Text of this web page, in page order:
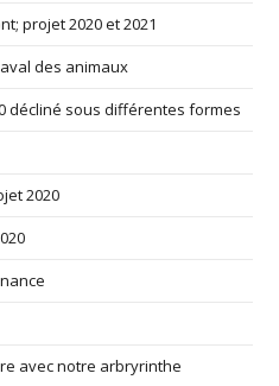
projet 2020 et 2021
des animaux
décliné sous différentes formes
2020
avec notre arbryrinthe